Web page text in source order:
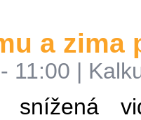
a
11:00 |
snížená